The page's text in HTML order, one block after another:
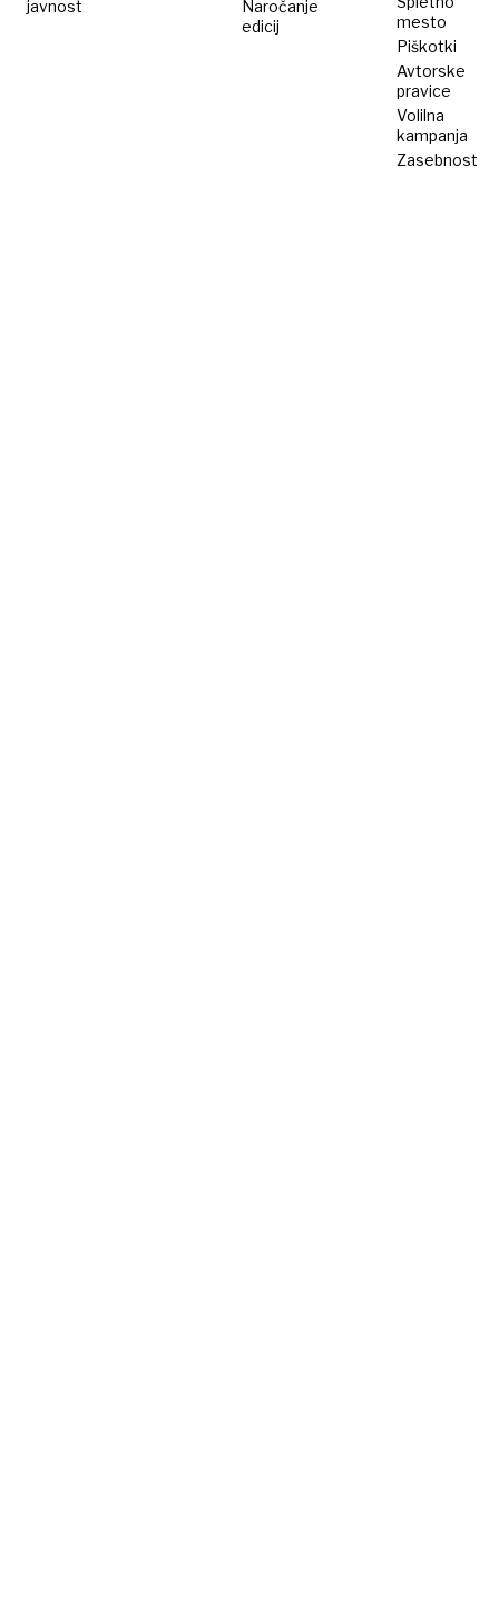
javnost
Naročanje
edicij
mesto
Piškotki
Avtorske
pravice
Volilna
kampanja
Zasebnost